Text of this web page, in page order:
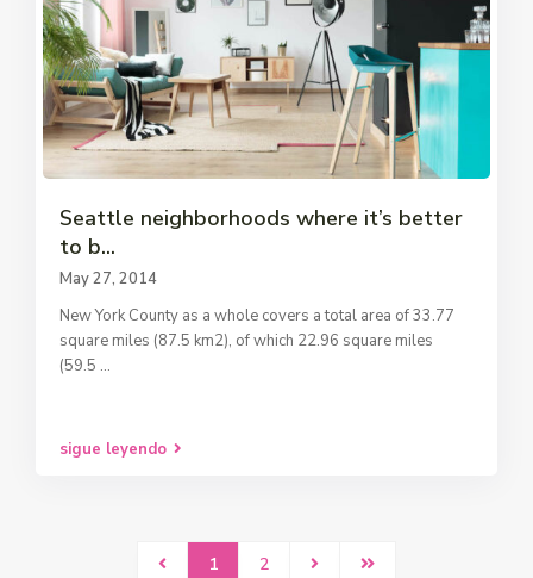
Seattle neighborhoods where it’s better
to b...
May 27, 2014
New York County as a whole covers a total area of 33.77
square miles (87.5 km2), of which 22.96 square miles
(59.5 ...
sigue leyendo
1 2